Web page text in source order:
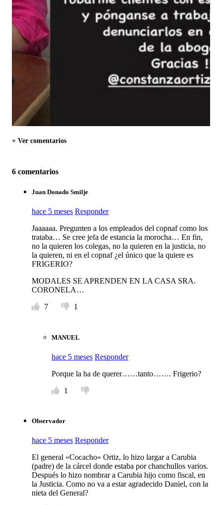
+ Ver comentarios
6 comentarios
Juan Donado Smilje
hace 5 meses Responder
Jaaaaaa. Pregunten a los empleados del copnaf como los
trataba… Se cree jefa de estancia la morocha… En fin,
no la quieren los colegas, no la quieren en la justicia, no
la quieren, ni en el copnaf ¿el único que la quiere es
FRIGERIO?
MODALES SE APRENDEN EN LA CASA SRA.
CORONELA…
7
1
MANUEL
hace 5 meses Responder
Porque la ha de querer……tanto……. Frigerio?
1
Observador
hace 5 meses Responder
El general «Cocacho» Ortiz, lo hizo largar a Carubia
(padre) de la cárcel donde estaba por chanchullos varios.
Después lo hizo nombrar a Carubia hijo como fiscal, en
la Justicia. Como no va a estar agradecido Daniel, con la
nieta del General?